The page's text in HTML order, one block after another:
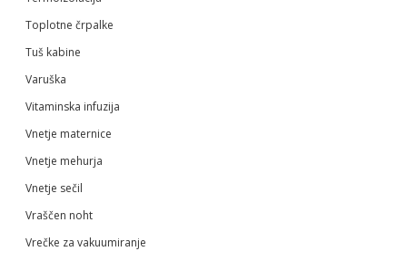
Toplotne črpalke
Tuš kabine
Varuška
Vitaminska infuzija
Vnetje maternice
Vnetje mehurja
Vnetje sečil
Vraščen noht
Vrečke za vakuumiranje